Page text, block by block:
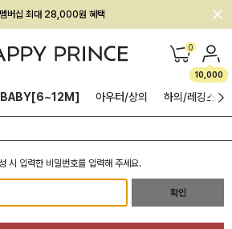
멤버십 최대 28,000원 혜택
0
10,000
BABY[6~12M] 아우터/상의 하의/레깅스
시 입력한 비밀번호를 입력해 주세요.
확인